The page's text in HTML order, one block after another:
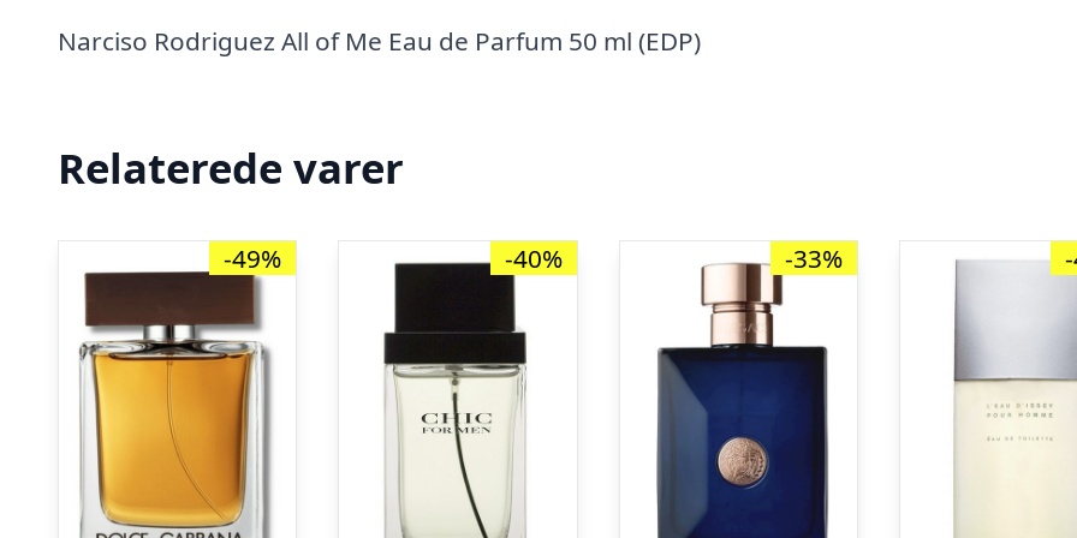
Narciso Rodriguez All of Me Eau de Parfum 50 ml (EDP)
Relaterede varer
-49% -40% -33%